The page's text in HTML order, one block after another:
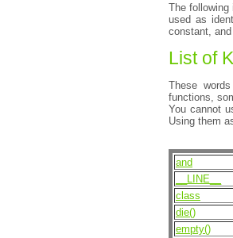
The following
used as
constant,
List of
These
functions,
You cannot
Using them
and
__LINE__
class
die()
empty()